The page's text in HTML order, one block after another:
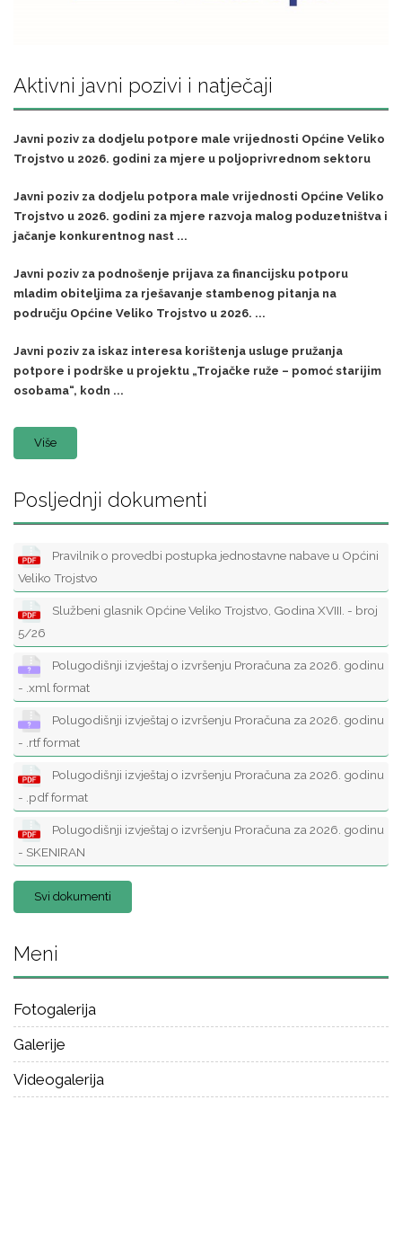
Aktivni javni pozivi i natječaji
Javni poziv za dodjelu potpore male vrijednosti Općine Veliko
Trojstvo u 2026. godini za mjere u poljoprivrednom sektoru
Javni poziv za dodjelu potpora male vrijednosti Općine Veliko
Trojstvo u 2026. godini za mjere razvoja malog poduzetništva i
jačanje konkurentnog nast ...
Javni poziv za podnošenje prijava za financijsku potporu
mladim obiteljima za rješavanje stambenog pitanja na
području Općine Veliko Trojstvo u 2026. ...
Javni poziv za iskaz interesa korištenja usluge pružanja
potpore i podrške u projektu „Trojačke ruže – pomoć starijim
osobama“, kodn ...
Više
Posljednji dokumenti
Pravilnik o provedbi postupka jednostavne nabave u Općini
Veliko Trojstvo
Službeni glasnik Općine Veliko Trojstvo, Godina XVIII. - broj
5/26
Polugodišnji izvještaj o izvršenju Proračuna za 2026. godinu
- .xml format
Polugodišnji izvještaj o izvršenju Proračuna za 2026. godinu
- .rtf format
Polugodišnji izvještaj o izvršenju Proračuna za 2026. godinu
- .pdf format
Polugodišnji izvještaj o izvršenju Proračuna za 2026. godinu
- SKENIRAN
Svi dokumenti
Meni
Fotogalerija
Galerije
Videogalerija